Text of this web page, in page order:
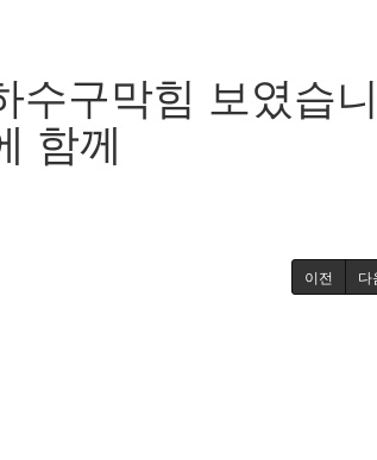
수구막힘 보였습
함께
이전 다